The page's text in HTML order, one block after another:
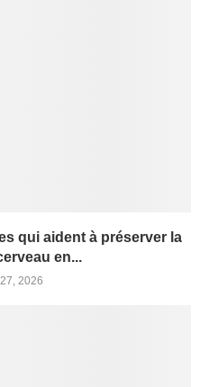
qui aident à préserver la
en...
2026